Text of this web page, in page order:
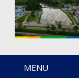
MENU